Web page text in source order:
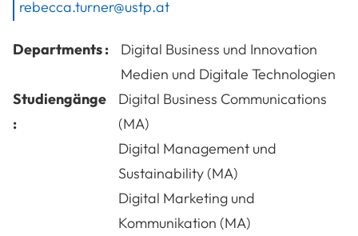
rebecca.turner@ustp.at
Departments :
Digital Business und Innovation
Medien und Digitale Technologien
Studiengänge
:
Digital Business Communications
(MA)
Digital Management und
Sustainability (MA)
Digital Marketing und
Kommunikation (MA)